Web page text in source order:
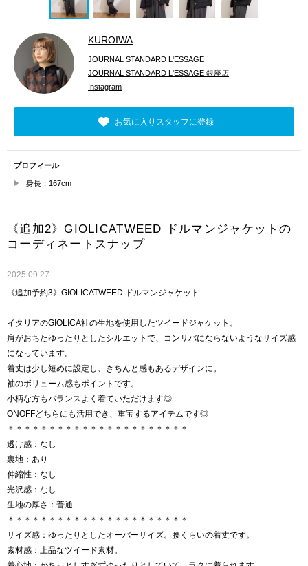
KUROIWA
JOURNAL STANDARD L'ESSAGE
JOURNAL STANDARD L'ESSAGE 銀座店
Instagram
お気に入りスタッフに登録
プロフィール
身長：167cm
《追加2》GIOLICATWEED ドルマンジャケットの
コーディネートスナップ
2025.09.27
《追加予約3》GIOLICATWEED ドルマンジャケット
イタリアのGIOLICA社の生地を使用したツイードジャケット。
肩がおちたゆったりとしたシルエットで、コンサバにならないようなサイズ感
になっています。
着丈は少し短めに設定し、きちんと感もあるデザインに。
袖のボリューム感もポイントです。
小柄な方もバランスよく着ていただけます◎
ONOFFどちらにも活用でき、重宝するアイテムです◎
＊＊＊＊＊＊＊＊＊＊＊＊＊＊＊＊＊＊＊＊＊＊
透け感：なし
裏地：あり
伸縮性：なし
光沢感：なし
生地の厚さ：普通
＊＊＊＊＊＊＊＊＊＊＊＊＊＊＊＊＊＊＊＊＊＊
サイズ感：ゆったりとしたオーバーサイズ。腰くらいの着丈です。
素材感：上品なツイード素材。